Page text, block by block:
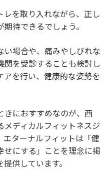
を取り入れながら、正し
待できるでしょう。
い場合や、痛みやしびれな
関を受診することも検討し
アを行い、健康的な姿勢を
きにおすすめなのが、西
ディカルフィットネスジ
ターナルフィットは「健
にする」ことを理念に掲
供しています。